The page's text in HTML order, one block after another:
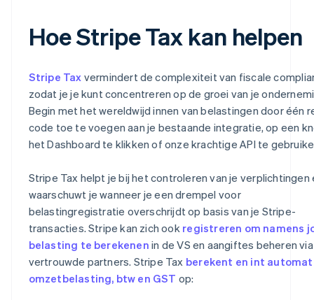
Hoe Stripe Tax kan helpen
Stripe Tax vermindert de complexiteit van fiscale
zodat je je kunt concentreren op de groei van je
Begin met het wereldwijd innen van belastingen door één
code toe te voegen aan je bestaande integratie, op een
het Dashboard te klikken of onze krachtige API te
Stripe Tax helpt je bij het controleren van je verplichtingen
waarschuwt je wanneer je een drempel voor
belastingregistratie overschrijdt op basis van je Stripe-
transacties. Stripe kan zich ook registreren om namens
belasting te berekenen in de VS en aangiftes beheren via
vertrouwde partners. Stripe Tax berekent en int
omzetbelasting, btw en GST op: